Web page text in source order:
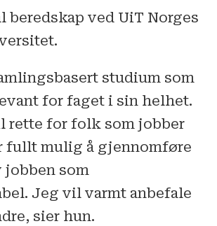
beredskap ved UiT Norges
studium som
for faget i sin helhet.
rette for folk som jobber
fullt mulig å gjennomføre
jobben som
Jeg vil varmt anbefale
sier hun.